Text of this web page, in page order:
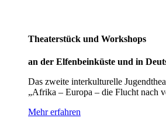
Theaterstück und Workshops
an der Elfenbeinküste und in
Das zweite interkulturelle
„Afrika – Europa – die Flucht nach
Mehr erfahren